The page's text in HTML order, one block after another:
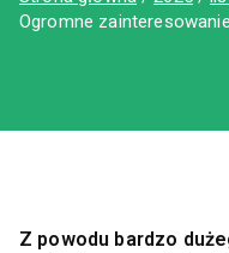
Ogromne
Z powodu bardzo